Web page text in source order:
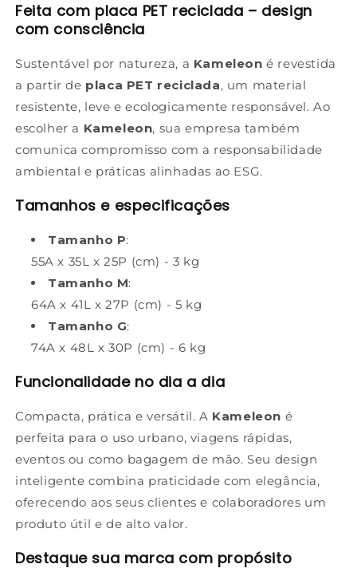
Feita com placa PET reciclada – design
com consciência
Sustentável por natureza, a Kameleon é revestida
a partir de placa PET reciclada, um material
resistente, leve e ecologicamente responsável. Ao
escolher a Kameleon, sua empresa também
comunica compromisso com a responsabilidade
ambiental e práticas alinhadas ao ESG.
Tamanhos e especificações
Tamanho P:
55A x 35L x 25P (cm) - 3 kg
Tamanho M:
64A x 41L x 27P (cm) - 5 kg
Tamanho G:
74A x 48L x 30P (cm) - 6 kg
Funcionalidade no dia a dia
Compacta, prática e versátil. A Kameleon é
perfeita para o uso urbano, viagens rápidas,
eventos ou como bagagem de mão. Seu design
inteligente combina praticidade com elegância,
oferecendo aos seus clientes e colaboradores um
produto útil e de alto valor.
Destaque sua marca com propósito